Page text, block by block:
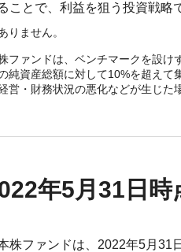
ことで、利益を狙う投資戦略
りません。
ファンドは、ベンチマークを設
純資産総額に対して10%を超え
営・財務状況の悪化などが生じた
年5月31日時
株ファンドは、2022年5月